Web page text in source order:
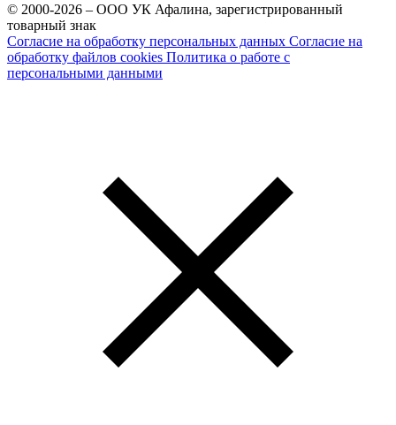
© 2000-2026 – ООО УК Афалина, зарегистрированный
товарный знак
Согласие на обработку персональных данных Согласие на
обработку файлов cookies Политика о работе с
персональными данными